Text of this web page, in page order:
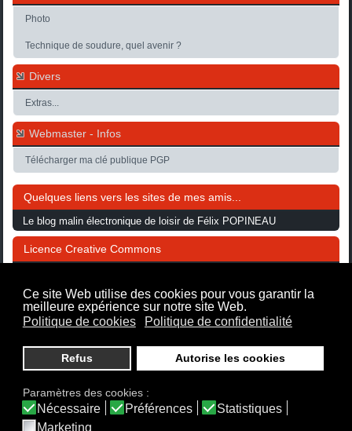
Ce site Web utilise des cookies pour vous garantir la
meilleure expérience sur notre site Web.
Politique de cookies
Politique de confidentialité
Refus Autorise les cookies
Paramètres des cookies :
Nécessaire Préférences
Statistiques
Marketing
Photo
Technique de soudure, quel avenir ?
Divers
Extras...
Webmaster - Infos
Télécharger ma clé publique PGP
Quelques liens vers les sites de mes amis...
Le blog malin électronique de loisir de Félix POPINEAU
Licence Creative Commons
est mis
à disposition selon les termes de la
Commons
dans les Mêmes Conditions
3.0 France.